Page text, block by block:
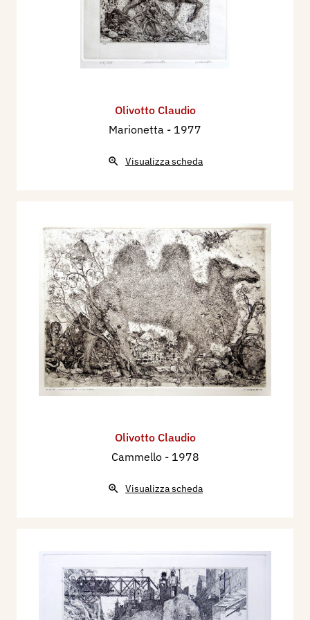
Olivotto Claudio
Marionetta - 1977
Visualizza scheda
Olivotto Claudio
Cammello - 1978
Visualizza scheda